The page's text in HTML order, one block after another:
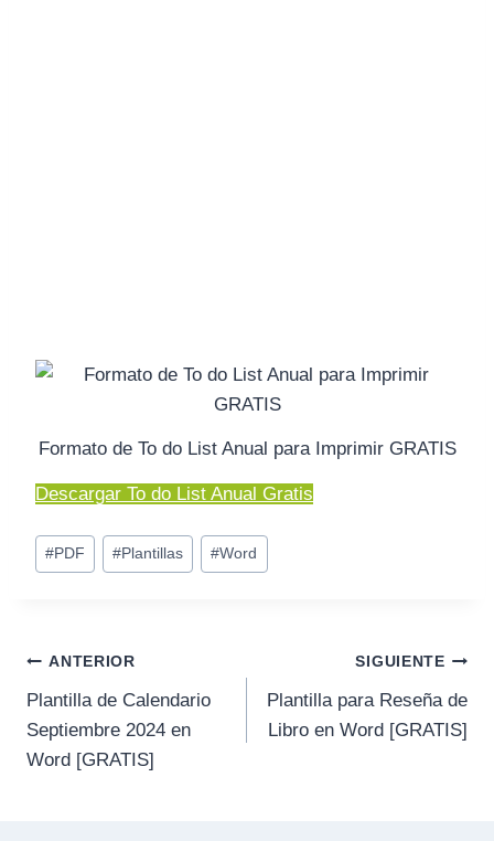
Formato de To do List Anual para Imprimir GRATIS
Descargar To do List Anual Gratis
Etiquetas
de
#PDF #Plantillas #Word
Navegación
de
entradas
ANTERIOR
Plantilla de Calendario
Septiembre 2024 en
Word [GRATIS]
SIGUIENTE
Plantilla para Reseña de
Libro en Word [GRATIS]